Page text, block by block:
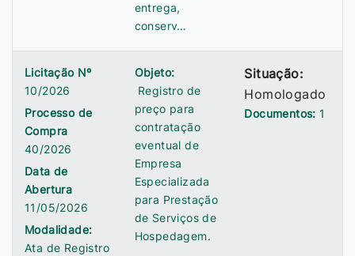
entrega,
conserv…
Licitação Nº
10/2026
Processo de
Compra
40/2026
Data de
Abertura
11/05/2026
Modalidade:
Ata de Registro
Objeto:
Registro de
preço para
contratação
eventual de
Empresa
Especializada
para Prestação
de Serviços de
Hospedagem.
Situação:
Homologado
Documentos: 1